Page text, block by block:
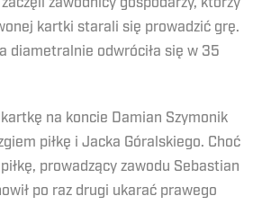
kartki starali się prowadzić grę.
diametralnie odwróciła się w 35
na koncie Damian Szymonik
piłkę i Jacka Góralskiego. Choć
prowadzący zawodu Sebastian
po raz drugi ukarać prawego